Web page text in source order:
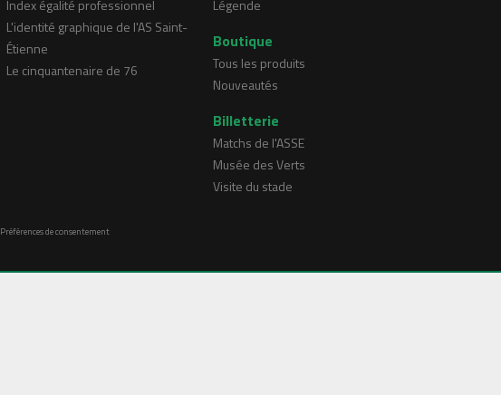
Index égalité professionnel
L'identité graphique de l'AS Saint-
Étienne
Le cinquantenaire de 76
Légende
Boutique
Tous les produits
Nouveautés
Billetterie
Matchs de l'ASSE
Musée des Verts
Visite du stade
Préférences de consentement